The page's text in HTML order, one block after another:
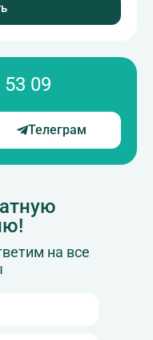
09
Телеграм
на все